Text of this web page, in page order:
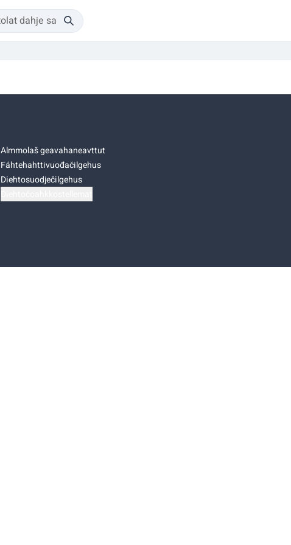
Almmolaš geavahaneavttut
Fáhtehahttivuođačilgehus
Diehtosuodječilgehus